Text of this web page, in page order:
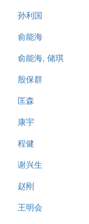
孙利国
俞能海
俞能海, 储琪
殷保群
匡森
康宇
程健
谢兴生
赵刚
王明会